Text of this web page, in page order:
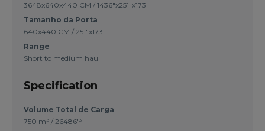
3648x640x440 CM / 1436"x251"x173"
Tamanho da Porta
640x440 CM / 251"x173"
Range
Short to medium haul
Specification
Volume Total de Carga
750 m³ / 26486'³